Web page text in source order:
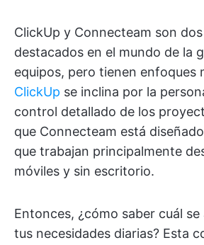
ClickUp y Connecteam son
destacados en el mundo de la
equipos, pero tienen enfoques
ClickUp se inclina por la
control detallado de los
que Connecteam está
que trabajan principalmente
móviles y sin escritorio.
Entonces, ¿cómo saber cuál
tus necesidades diarias? Esta